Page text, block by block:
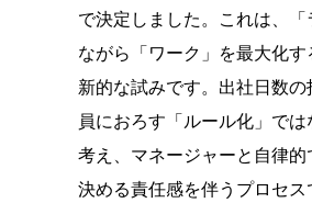
で決定しました。これは、
ながら「ワーク」を最大化
新的な試みです。出社日数
員におろす「ルール化」で
考え、マネージャーと自律
決める責任感を伴うプロセ